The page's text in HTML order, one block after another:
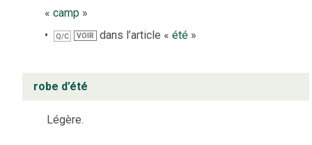
« camp »
Q/C VOIR dans l’article «été »
robe d’été
Légère.